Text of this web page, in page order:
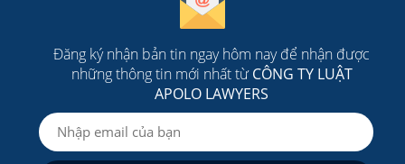
Đăng ký nhận bản tin ngay hôm nay để nhận được
những thông tin mới nhất từCÔNG TY LUẬT
APOLO LAWYERS